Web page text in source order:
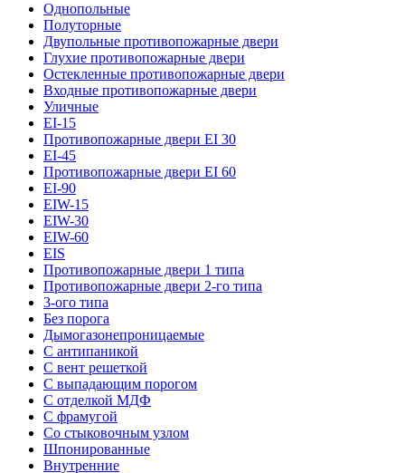
Однопольные
Полуторные
Двупольные противопожарные двери
Глухие противопожарные двери
Остекленные противопожарные двери
Входные противопожарные двери
Уличные
EI-15
Противопожарные двери EI 30
EI-45
Противопожарные двери EI 60
EI-90
EIW-15
EIW-30
EIW-60
EIS
Противопожарные двери 1 типа
Противопожарные двери 2-го типа
3-ого типа
Без порога
Дымогазонепроницаемые
С антипаникой
С вент решеткой
С выпадающим порогом
С отделкой МДФ
С фрамугой
Со стыковочным узлом
Шпонированные
Внутренние